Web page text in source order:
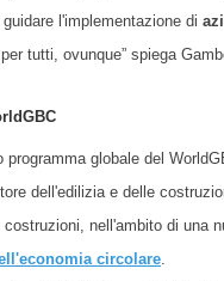
l'implementazione di
tutti, ovunque” spiega
programma globale del
dell'edilizia e delle
costruzioni, nell'ambito di una
circolare